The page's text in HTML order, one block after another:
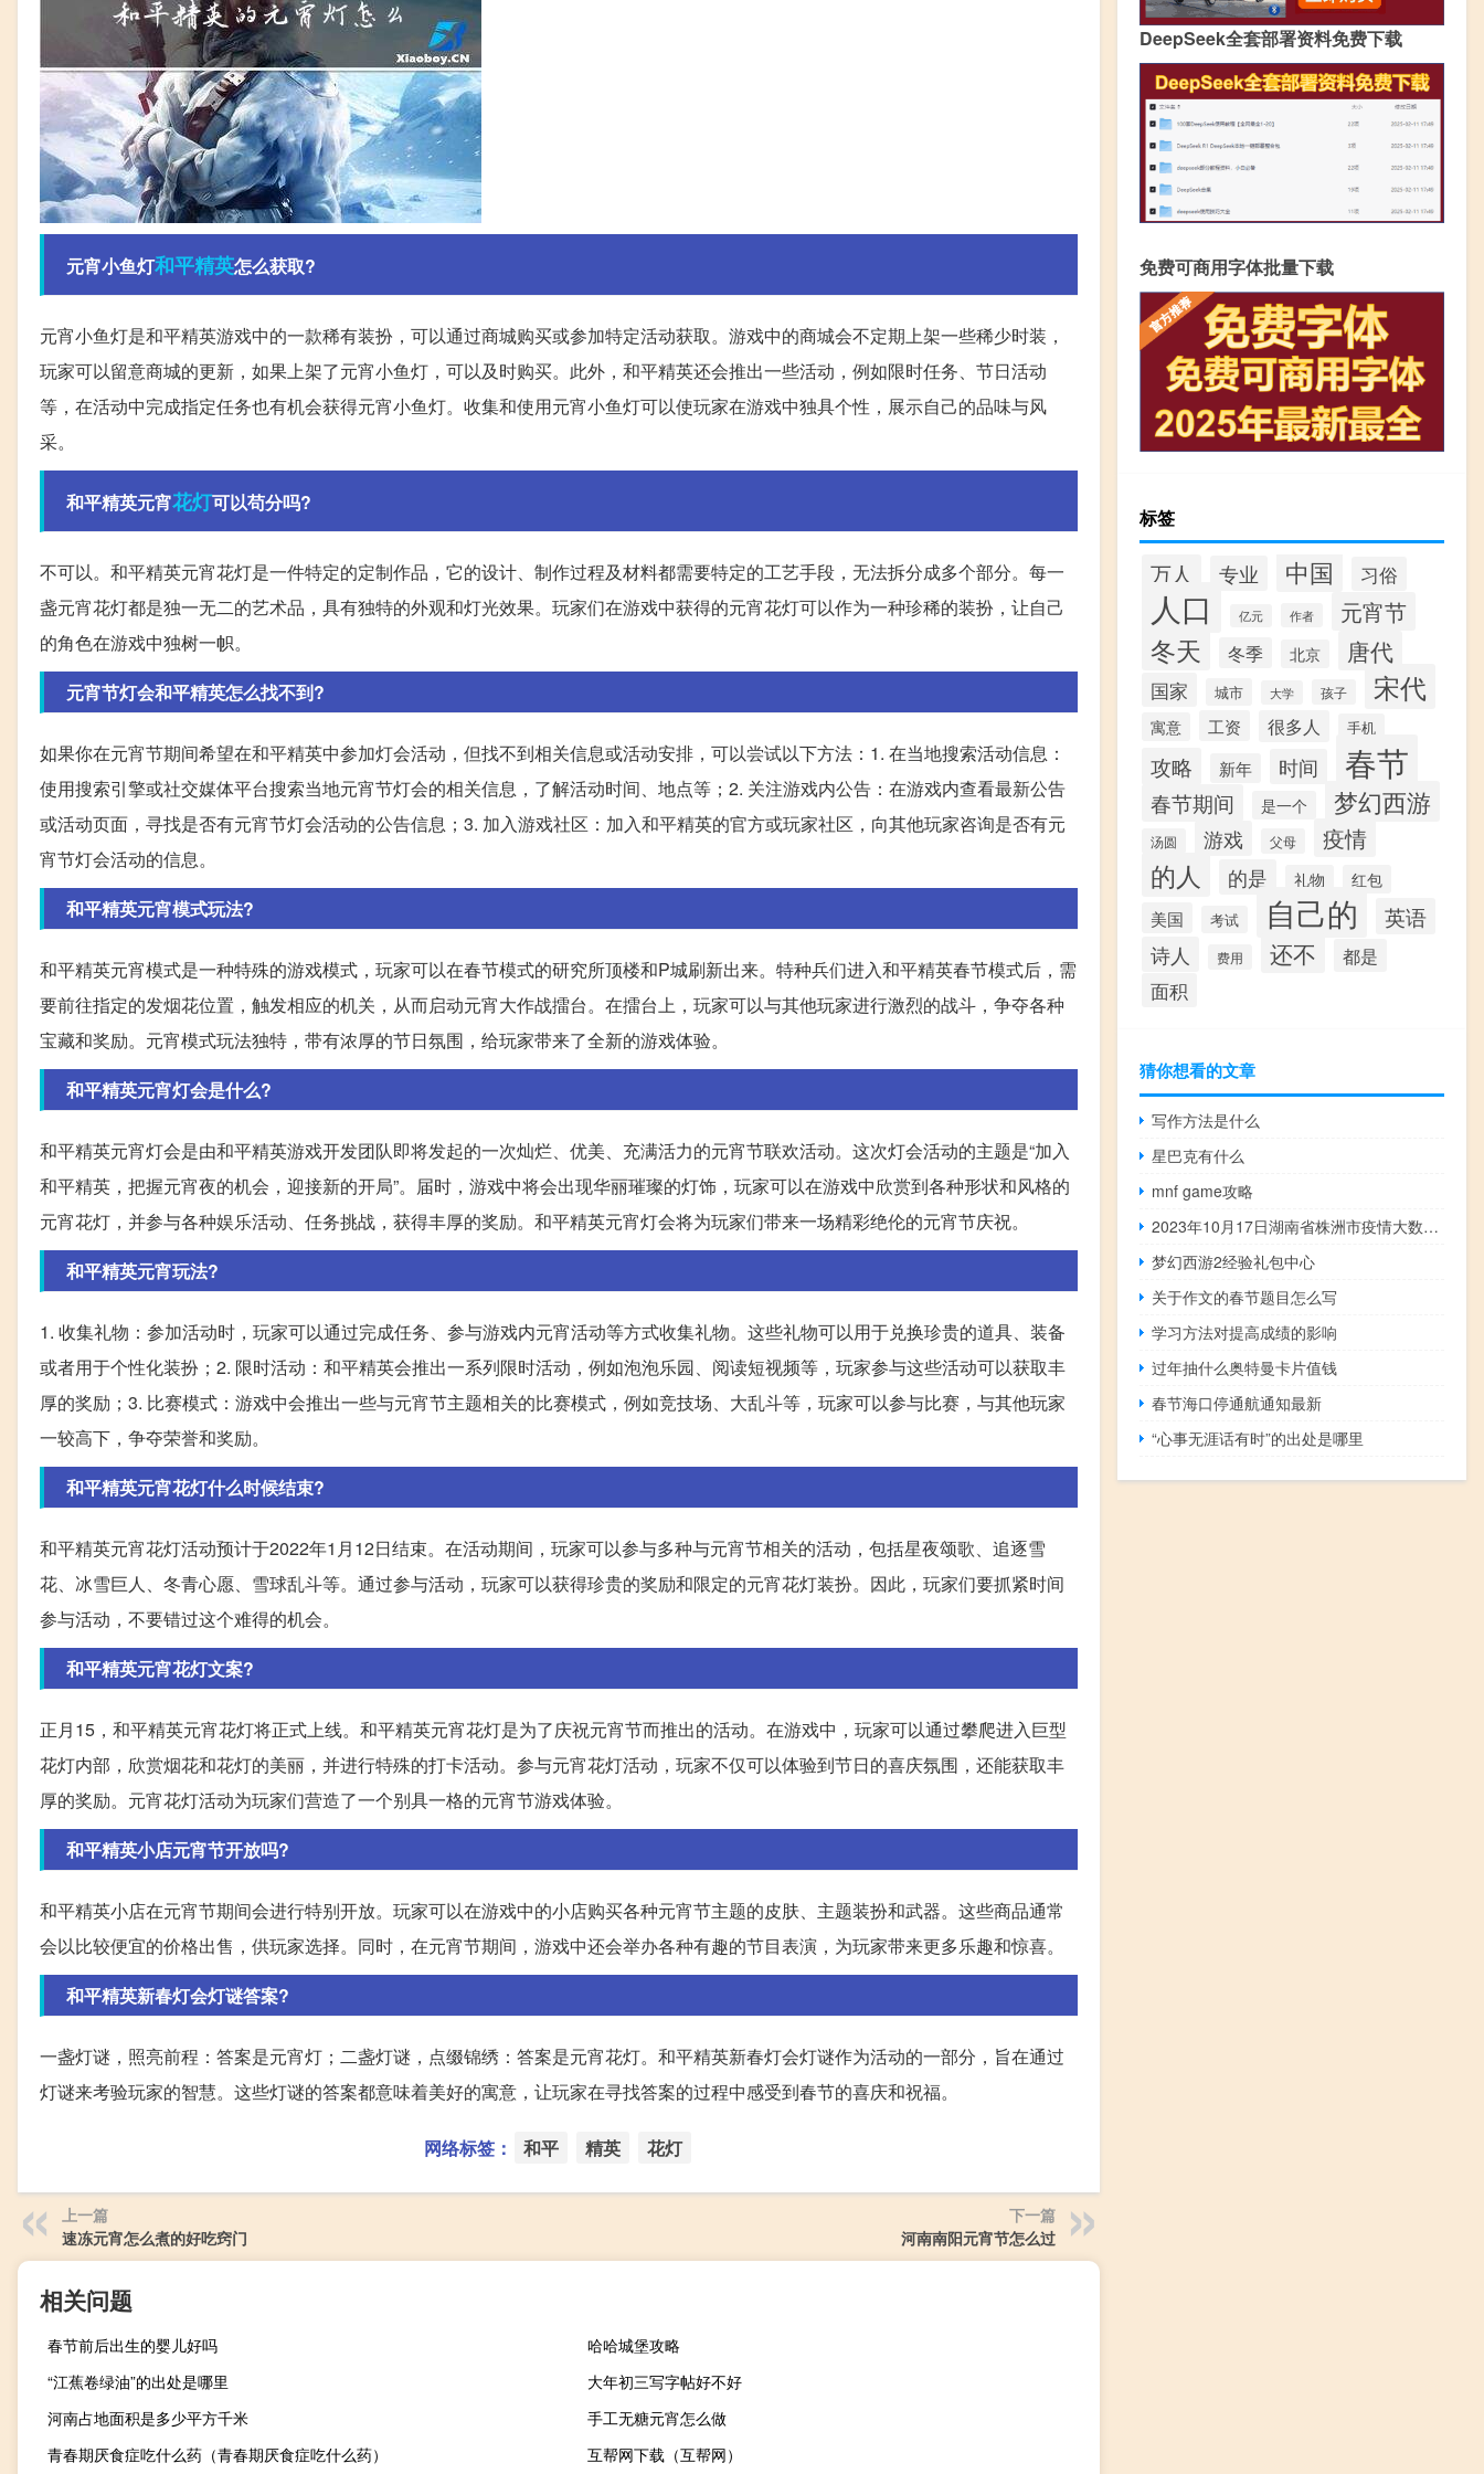
元宵小鱼灯和平精英怎么获取?
元宵小鱼灯是和平精英游戏中的一款稀有装扮，可以通过商城购买或参加特定活动获取。游戏中的商城会不定期上架一些稀少时装，
玩家可以留意商城的更新，如果上架了元宵小鱼灯，可以及时购买。此外，和平精英还会推出一些活动，例如限时任务、节日活动
等，在活动中完成指定任务也有机会获得元宵小鱼灯。收集和使用元宵小鱼灯可以使玩家在游戏中独具个性，展示自己的品味与风
采。
和平精英元宵花灯可以苟分吗?
不可以。和平精英元宵花灯是一件特定的定制作品，它的设计、制作过程及材料都需要特定的工艺手段，无法拆分成多个部分。每一
盏元宵花灯都是独一无二的艺术品，具有独特的外观和灯光效果。玩家们在游戏中获得的元宵花灯可以作为一种珍稀的装扮，让自己
的角色在游戏中独树一帜。
元宵节灯会和平精英怎么找不到?
如果你在元宵节期间希望在和平精英中参加灯会活动，但找不到相关信息或活动安排，可以尝试以下方法：1. 在当地搜索活动信息：
使用搜索引擎或社交媒体平台搜索当地元宵节灯会的相关信息，了解活动时间、地点等；2. 关注游戏内公告：在游戏内查看最新公告
或活动页面，寻找是否有元宵节灯会活动的公告信息；3. 加入游戏社区：加入和平精英的官方或玩家社区，向其他玩家咨询是否有元
宵节灯会活动的信息。
和平精英元宵模式玩法?
和平精英元宵模式是一种特殊的游戏模式，玩家可以在春节模式的研究所顶楼和P城刷新出来。特种兵们进入和平精英春节模式后，需
要前往指定的发烟花位置，触发相应的机关，从而启动元宵大作战擂台。在擂台上，玩家可以与其他玩家进行激烈的战斗，争夺各种
宝藏和奖励。元宵模式玩法独特，带有浓厚的节日氛围，给玩家带来了全新的游戏体验。
和平精英元宵灯会是什么?
和平精英元宵灯会是由和平精英游戏开发团队即将发起的一次灿烂、优美、充满活力的元宵节联欢活动。这次灯会活动的主题是“加入
和平精英，把握元宵夜的机会，迎接新的开局”。届时，游戏中将会出现华丽璀璨的灯饰，玩家可以在游戏中欣赏到各种形状和风格的
元宵花灯，并参与各种娱乐活动、任务挑战，获得丰厚的奖励。和平精英元宵灯会将为玩家们带来一场精彩绝伦的元宵节庆祝。
和平精英元宵玩法?
1. 收集礼物：参加活动时，玩家可以通过完成任务、参与游戏内元宵活动等方式收集礼物。这些礼物可以用于兑换珍贵的道具、装备
或者用于个性化装扮；2. 限时活动：和平精英会推出一系列限时活动，例如泡泡乐园、阅读短视频等，玩家参与这些活动可以获取丰
厚的奖励；3. 比赛模式：游戏中会推出一些与元宵节主题相关的比赛模式，例如竞技场、大乱斗等，玩家可以参与比赛，与其他玩家
一较高下，争夺荣誉和奖励。
和平精英元宵花灯什么时候结束?
和平精英元宵花灯活动预计于2022年1月12日结束。在活动期间，玩家可以参与多种与元宵节相关的活动，包括星夜颂歌、追逐雪
花、冰雪巨人、冬青心愿、雪球乱斗等。通过参与活动，玩家可以获得珍贵的奖励和限定的元宵花灯装扮。因此，玩家们要抓紧时间
参与活动，不要错过这个难得的机会。
和平精英元宵花灯文案?
正月15，和平精英元宵花灯将正式上线。和平精英元宵花灯是为了庆祝元宵节而推出的活动。在游戏中，玩家可以通过攀爬进入巨型
花灯内部，欣赏烟花和花灯的美丽，并进行特殊的打卡活动。参与元宵花灯活动，玩家不仅可以体验到节日的喜庆氛围，还能获取丰
厚的奖励。元宵花灯活动为玩家们营造了一个别具一格的元宵节游戏体验。
和平精英小店元宵节开放吗?
和平精英小店在元宵节期间会进行特别开放。玩家可以在游戏中的小店购买各种元宵节主题的皮肤、主题装扮和武器。这些商品通常
会以比较便宜的价格出售，供玩家选择。同时，在元宵节期间，游戏中还会举办各种有趣的节目表演，为玩家带来更多乐趣和惊喜。
和平精英新春灯会灯谜答案?
一盏灯谜，照亮前程：答案是元宵灯；二盏灯谜，点缀锦绣：答案是元宵花灯。和平精英新春灯会灯谜作为活动的一部分，旨在通过
灯谜来考验玩家的智慧。这些灯谜的答案都意味着美好的寓意，让玩家在寻找答案的过程中感受到春节的喜庆和祝福。
网络标签： 和平 精英 花灯
上一篇
速冻元宵怎么煮的好吃窍门
下一篇
河南南阳元宵节怎么过
相关问题
春节前后出生的婴儿好吗
哈哈城堡攻略
“江蕉卷绿油”的出处是哪里
大年初三写字帖好不好
河南占地面积是多少平方千米
手工无糖元宵怎么做
青春期厌食症吃什么药（青春期厌食症吃什么药）
互帮网下载（互帮网）
DeepSeek全套部署资料免费下载
免费可商用字体批量下载
标签
万人 专业 中国 习俗
人口 亿元 作者 元宵节
冬天 冬季 北京 唐代
国家 城市 大学 孩子 宋代
寓意 工资 很多人 手机
攻略 新年 时间 春节
春节期间 是一个 梦幻西游
汤圆 游戏 父母 疫情
的人 的是 礼物 红包
美国 考试 自己的 英语
诗人 费用 还不 都是
面积
猜你想看的文章
写作方法是什么
星巴克有什么
mnf game攻略
2023年10月17日湖南省株洲市疫情大数据-今日/今天疫情全网搜索最新实时消息动态情况通知播报
梦幻西游2经验礼包中心
关于作文的春节题目怎么写
学习方法对提高成绩的影响
过年抽什么奥特曼卡片值钱
春节海口停通航通知最新
“心事无涯话有时”的出处是哪里